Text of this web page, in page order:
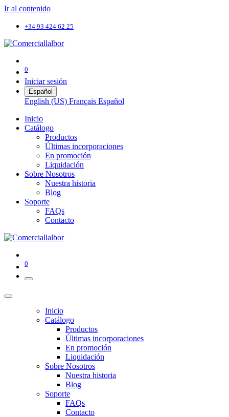
Ir al contenido
+34 93 424 62 25
0
Iniciar sesión
Español
English (US) Français Español
Inicio
Catálogo
Productos
Últimas incorporaciones
En promoción
Liquidación
Sobre Nosotros
Nuestra historia
Blog
Soporte
FAQs
Contacto
0
Inicio
Catálogo
Productos
Últimas incorporaciones
En promoción
Liquidación
Sobre Nosotros
Nuestra historia
Blog
Soporte
FAQs
Contacto